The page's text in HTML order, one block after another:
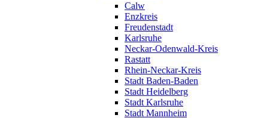
Calw
Enzkreis
Freudenstadt
Karlsruhe
Neckar-Odenwald-Kreis
Rastatt
Rhein-Neckar-Kreis
Stadt Baden-Baden
Stadt Heidelberg
Stadt Karlsruhe
Stadt Mannheim